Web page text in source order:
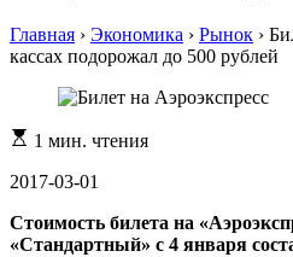
Главная › Экономика › Рынок ›
кассах подорожал до 500 рублей
Расчетное
чтения
1 мин. чтения
2017-03-01
Стоимость билета на
«Стандартный» с 4 января